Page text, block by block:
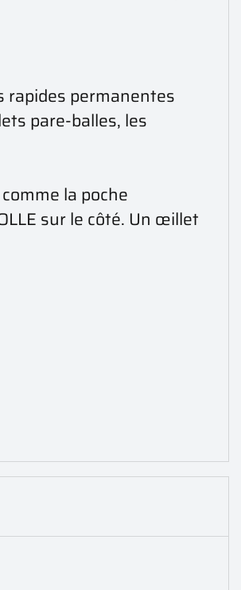
rapides permanentes
pare-balles, les
la poche
sur le côté. Un œillet